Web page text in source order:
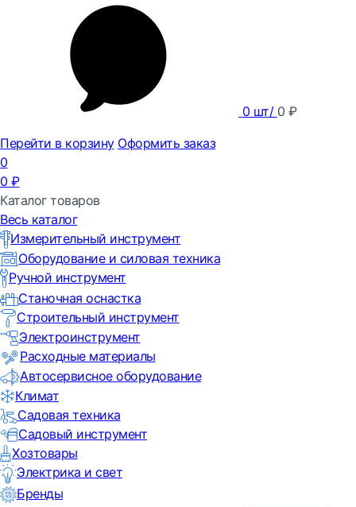
0 шт/ 0 ₽
Перейти в корзину Оформить заказ
0
0 ₽
Каталог товаров
Весь каталог
Измерительный инструмент
Оборудование и силовая техника
Ручной инструмент
Станочная оснастка
Строительный инструмент
Электроинструмент
Расходные материалы
Автосервисное оборудование
Климат
Садовая техника
Садовый инструмент
Хозтовары
Электрика и свет
Бренды